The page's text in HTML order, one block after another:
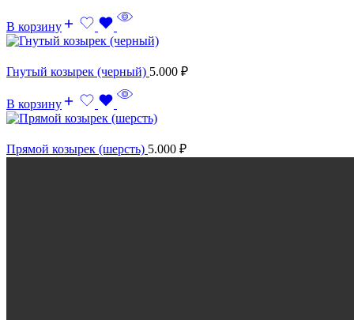
В корзину
Гнутый козырек (черный) 5.000 ₽
В корзину
Прямой козырек (шерсть) 5.000 ₽